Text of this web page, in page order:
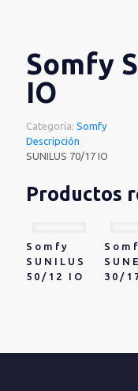
Somfy
IO
Categoría: Somfy
Descripción
SUNILUS 70/17 IO
Productos
Somfy
SUNILUS
50/12 IO
30/